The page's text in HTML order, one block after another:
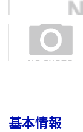
基本情報